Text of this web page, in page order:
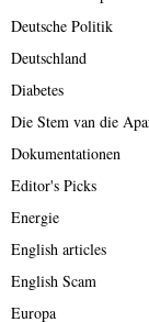
Deutsche Politik
Deutschland
Diabetes
Die Stem van die
Dokumentationen
Editor's Picks
Energie
English articles
English Scam
Europa